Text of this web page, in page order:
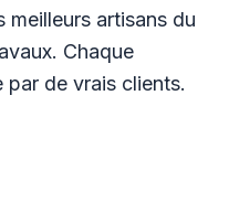
meilleurs artisans du
Chaque
de vrais clients.